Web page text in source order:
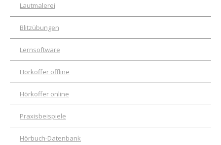
Lautmalerei
Blitzübungen
Lernsoftware
Hörkoffer offline
Hörkoffer online
Praxisbeispiele
Hörbuch-Datenbank